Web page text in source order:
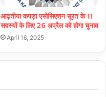
आढ़तीया कपड़ा एसोसिएशन सूरत के 11
सदस्यों के लिए 26 अप्रैल को होगा चुनाव
April 16, 2025